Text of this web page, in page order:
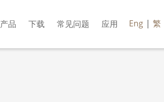
产品 下载 常见问题 应用 Eng | 繁